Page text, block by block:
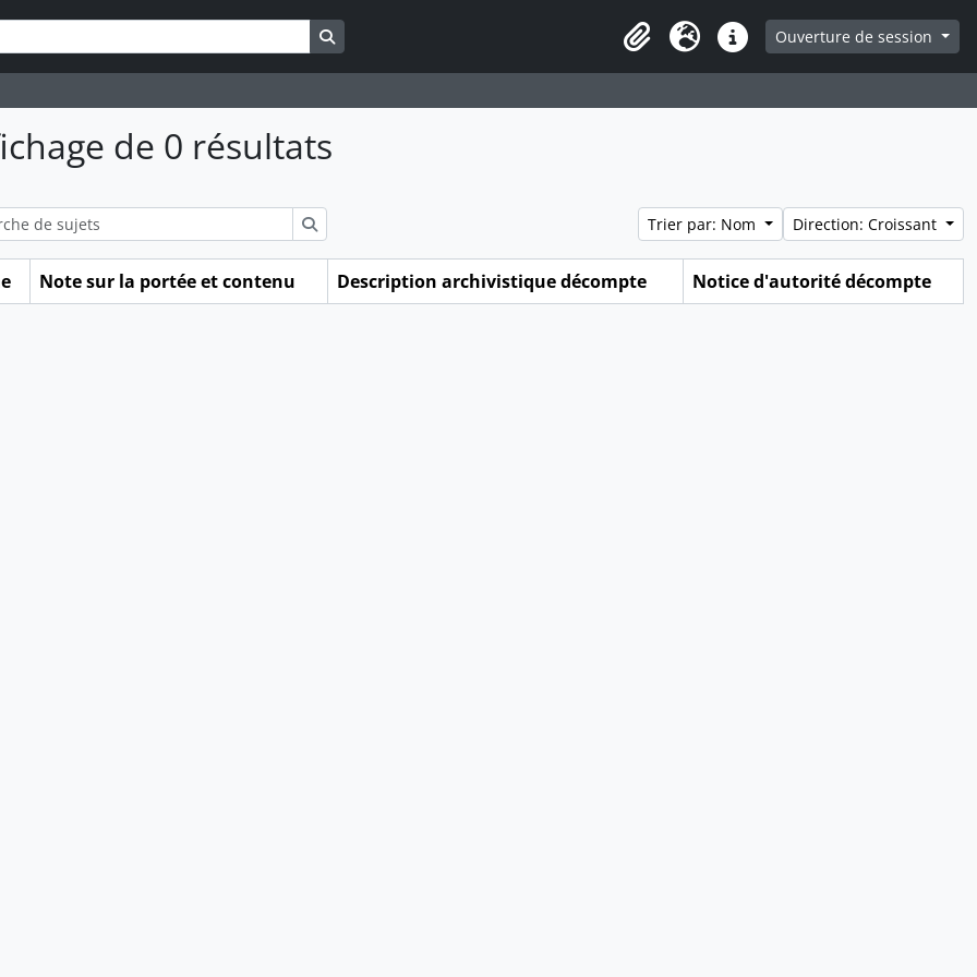
Presse-papier
LangueLiens rapidesOuverture de session
de 0 résultats
Trier par: Nom Direction: Croissant
Note sur la portée et contenu Description archivistique décompte Notice d'autorité décompte